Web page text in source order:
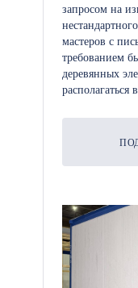
запросом на
мастеров с
требованием
деревянных
располагаться